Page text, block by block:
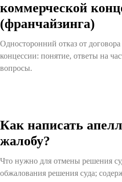
коммерческой
(франчайзинга)
Односторонний отказ от
концессии: понятие, ответы на
вопросы.
Как написать
жалобу?
Что нужно для отмены решения
обжалования решения суда;